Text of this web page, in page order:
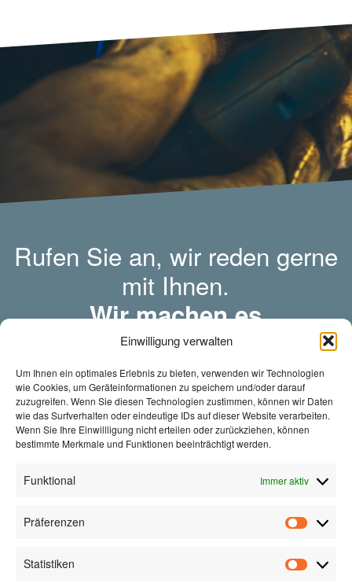
Einwilligung verwalten
Um Ihnen ein optimales Erlebnis zu bieten, verwenden wir Technologien
wie Cookies, um Geräteinformationen zu speichern und/oder darauf
zuzugreifen. Wenn Sie diesen Technologien zustimmen, können wir Daten
wie das Surfverhalten oder eindeutige IDs auf dieser Website verarbeiten.
Wenn Sie Ihre Einwillligung nicht erteilen oder zurückziehen, können
bestimmte Merkmale und Funktionen beeinträchtigt werden.
Funktional Immer aktiv
Präferenzen
Statistiken
Rufen Sie an, wir reden gerne
mit Ihnen.
Wir machen es
unkompliziert.
JETZT
KONTAKTIEREN!